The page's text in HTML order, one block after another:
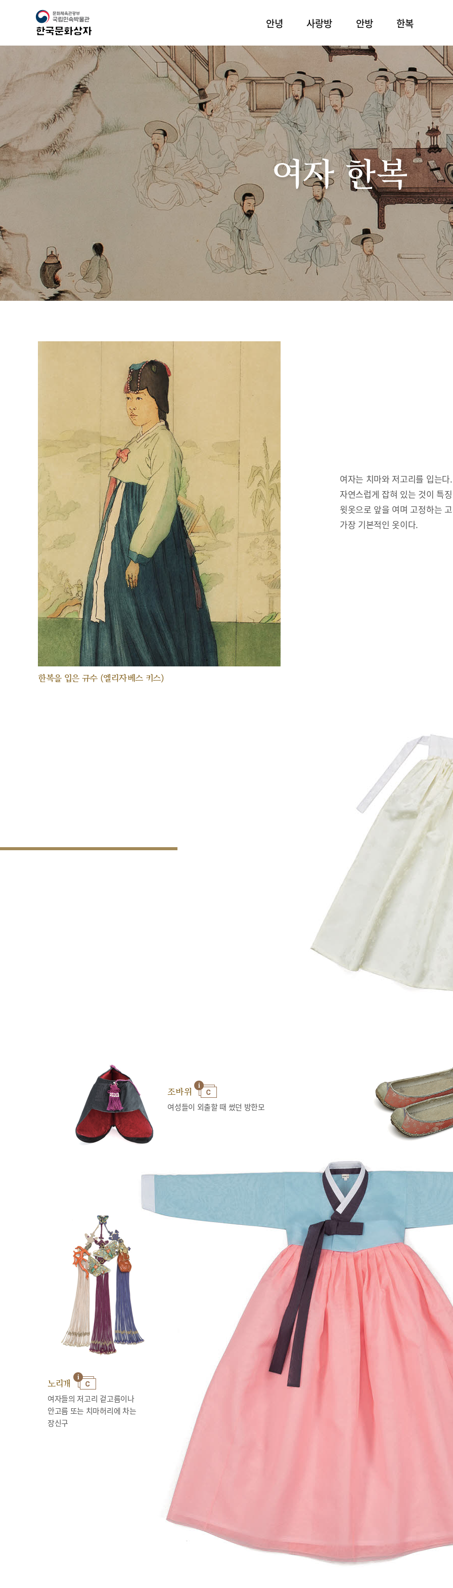
안녕 사랑방 안방 한복
여자 한복
한복을 입은 규수 (엘리자베스 키스)
여자는 치마와 저고리를 입는
자연스럽게 잡혀 있는 것이 특
윗옷으로 앞을 여며 고정하는
가장 기본적인 옷이다.
조바위
여성들이 외출할 때 썼던 방한모
노리개
여자들의 저고리 겉고름이나
안고름 또는 치마허리에 차는
장신구